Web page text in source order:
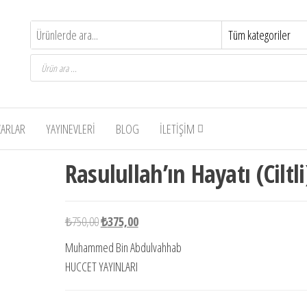
Products
search
YAYINEVLERI BLOG İLETIŞIM
Rasulullah’ın Hayatı
₺750,00Orijinal
fiyat:
₺750,00.
₺375,00Şu
andaki
Muhammed Bin Abdulvahhab
HUCCET YAYINLARI